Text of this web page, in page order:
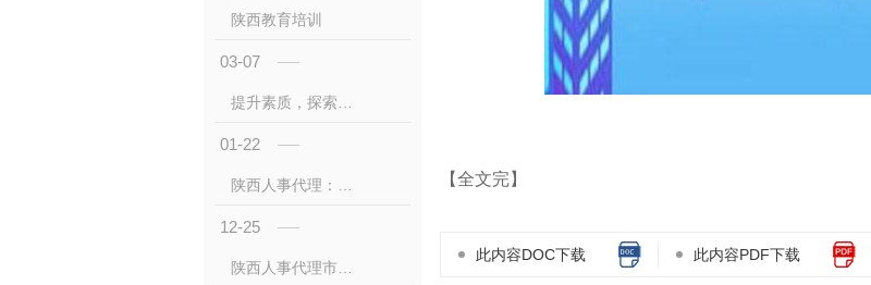
陕西教育培训
03-07
01-22
12-25
【全文完】
此内容DOC下载 此内容PDF下载